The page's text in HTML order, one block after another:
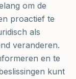
om de
proactief te
als
veranderen.
en te
kunt